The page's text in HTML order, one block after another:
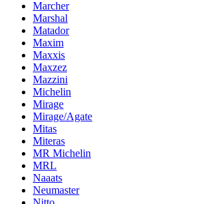
Marcher
Marshal
Matador
Maxim
Maxxis
Maxzez
Mazzini
Michelin
Mirage
Mirage/Agate
Mitas
Miteras
MR Michelin
MRL
Naaats
Neumaster